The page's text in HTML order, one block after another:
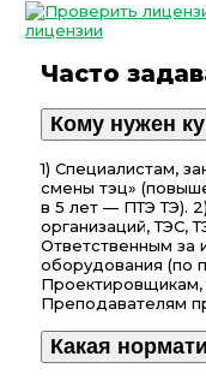
лицензии
Часто
Кому нужен
1) Специалистам,
смены тэц»
в 5 лет — ПТЭ ТЭ).
организаций, ТЭС,
Ответственным за
оборудования (по
Проектировщикам,
Преподавателям
Какая